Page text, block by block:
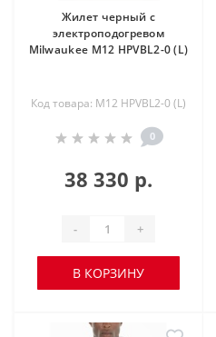
Жилет черный c
электроподогревом
Milwaukee M12 HPVBL2-0 (L)
Код товара: M12 HPVBL2-0 (L)
0
38 330 р.
- +
В КОРЗИНУ